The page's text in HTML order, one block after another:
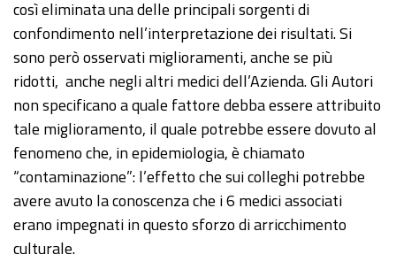
così eliminata una delle principali sorgenti di
confondimento nell’interpretazione dei risultati. Si
sono però osservati miglioramenti, anche se più
ridotti, anche negli altri medici dell’Azienda. Gli Autori
non specificano a quale fattore debba essere attribuito
tale miglioramento, il quale potrebbe essere dovuto al
fenomeno che, in epidemiologia, è chiamato
“contaminazione”: l’effetto che sui colleghi potrebbe
avere avuto la conoscenza che i 6 medici associati
erano impegnati in questo sforzo di arricchimento
culturale.